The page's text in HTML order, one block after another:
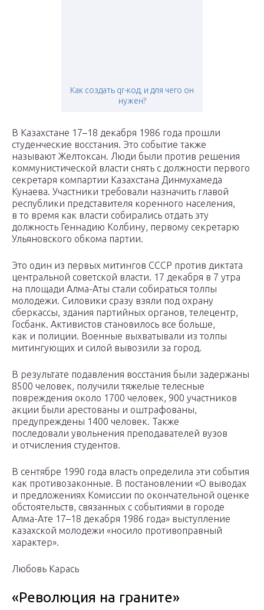
Как создать qr-код, и для чего он
нужен?
В Казахстане 17–18 декабря 1986 года прошли
студенческие восстания. Это событие также
называют Желтоксан. Люди были против решения
коммунистической власти снять с должности первого
секретаря компартии Казахстана Динмухамеда
Кунаева. Участники требовали назначить главой
республики представителя коренного населения,
в то время как власти собирались отдать эту
должность Геннадию Колбину, первому секретарю
Ульяновского обкома партии.
Это один из первых митингов СССР против диктата
центральной советской власти. 17 декабря в 7 утра
на площади Алма-Аты стали собираться толпы
молодежи. Силовики сразу взяли под охрану
сберкассы, здания партийных органов, телецентр,
Госбанк. Активистов становилось все больше,
как и полиции. Военные выхватывали из толпы
митингующих и силой вывозили за город.
В результате подавления восстания были задержаны
8500 человек, получили тяжелые телесные
повреждения около 1700 человек, 900 участников
акции были арестованы и оштрафованы,
предупреждены 1400 человек. Также
последовали увольнения преподавателей вузов
и отчисления студентов.
В сентябре 1990 года власть определила эти события
как противозаконные. В постановлении «О выводах
и предложениях Комиссии по окончательной оценке
обстоятельств, связанных с событиями в городе
Алма-Ате 17–18 декабря 1986 года» выступление
казахской молодежи «носило противоправный
характер».
Любовь Карась
«Революция на граните»